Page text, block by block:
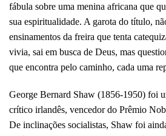
fábula sobre uma menina africana que
sua espiritualidade. A garota do título,
ensinamentos da freira que tenta
vivia, sai em busca de Deus, mas
que encontra pelo caminho, cada uma
George Bernard Shaw (1856-1950) foi
crítico irlandês, vencedor do Prêmio
De inclinações socialistas, Shaw foi